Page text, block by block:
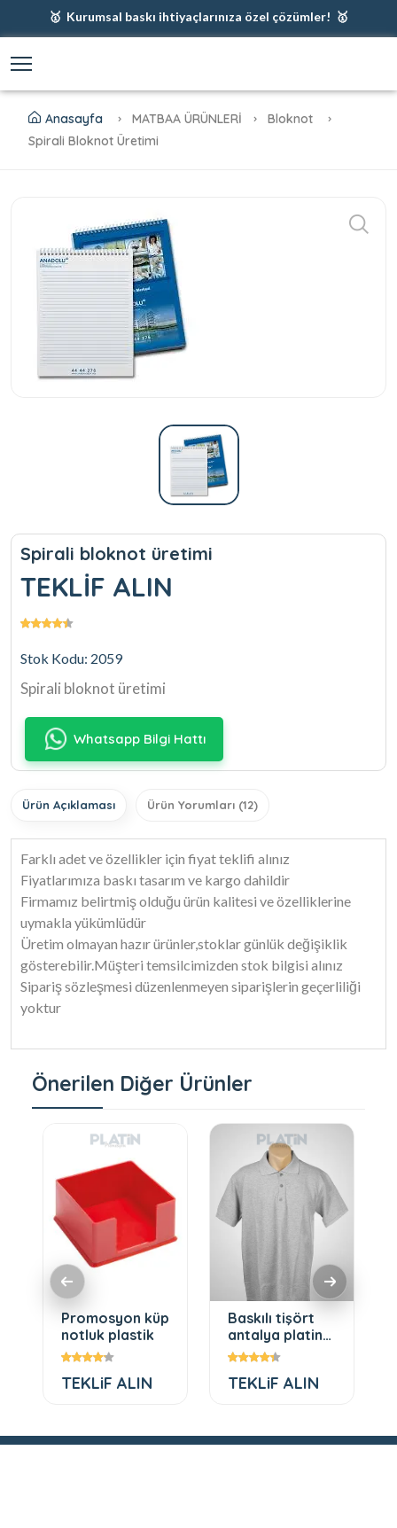
🥇 Kurumsal baskı ihtiyaçlarınıza özel çözümler! 🥇
🥇 Fiyatlarımıza baskı ve kargo dahildir! 🥇
Anasayfa MATBAA ÜRÜNLERİ
Bloknot
Spirali Bloknot Üretimi
Spirali bloknot üretimi
TEKLİF ALIN
Stok Kodu: 2059
Spirali bloknot üretimi
Whatsapp Bilgi Hattı
Ürün Açıklaması Ürün Yorumları (12)
Farklı adet ve özellikler için fiyat teklifi alınız
Fiyatlarımıza baskı tasarım ve kargo dahildir
Firmamız belirtmiş olduğu ürün kalitesi ve özelliklerine
uymakla yükümlüdür
Üretim olmayan hazır ürünler,stoklar günlük değişiklik
gösterebilir.Müşteri temsilcimizden stok bilgisi alınız
Sipariş sözleşmesi düzenlenmeyen siparişlerin geçerliliği
yoktur
Önerilen Diğer Ürünler
Promosyon küp
notluk plastik
TEKLiF ALIN
Baskılı tişört
antalya platin
promosyon
TEKLiF ALIN